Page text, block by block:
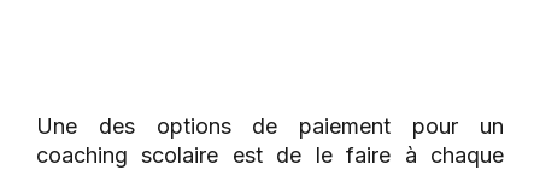
Une des options de paiement pour un
coaching scolaire est de le faire à chaque